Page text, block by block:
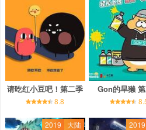
请吃红小豆吧！第二季
8.8
Gon的旱獭
2019 大陆 2019